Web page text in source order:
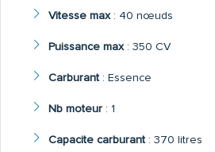
Vitesse max: 40 nœuds
Puissance max: 350 CV
Carburant: Essence
Nb moteur: 1
Capacite carburant: 370 litres